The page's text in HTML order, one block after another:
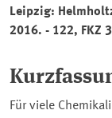
Leipzig:
2016. - 122, FKZ
Für viele